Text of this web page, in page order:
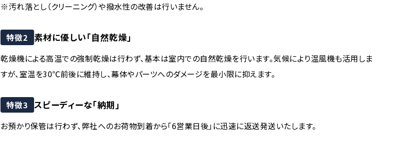
※汚れ落とし（クリーニング）や撥水性の改善は行いません。
特徴2 素材に優しい「自然乾燥」
乾燥機による高温での強制乾燥は行わず、基本は室内での自然乾燥を行います。気候により温風機も活用しま
すが、室温を30℃前後に維持し、幕体やパーツへのダメージを最小限に抑えます。
特徴3 スピーディーな「納期」
お預かり保管は行わず、弊社へのお荷物到着から「6営業日後」に迅速に返送発送いたします。